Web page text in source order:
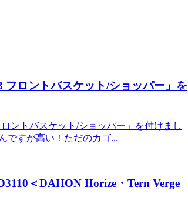
ロントバスケット/ショッパー」を
ントバスケット/ショッパー」を付けまし
ですが高い！ただのカゴ...
＜DAHON Horize・Tern Verge